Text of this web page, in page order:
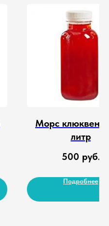
Морс
литр
500 руб.
Подробнее